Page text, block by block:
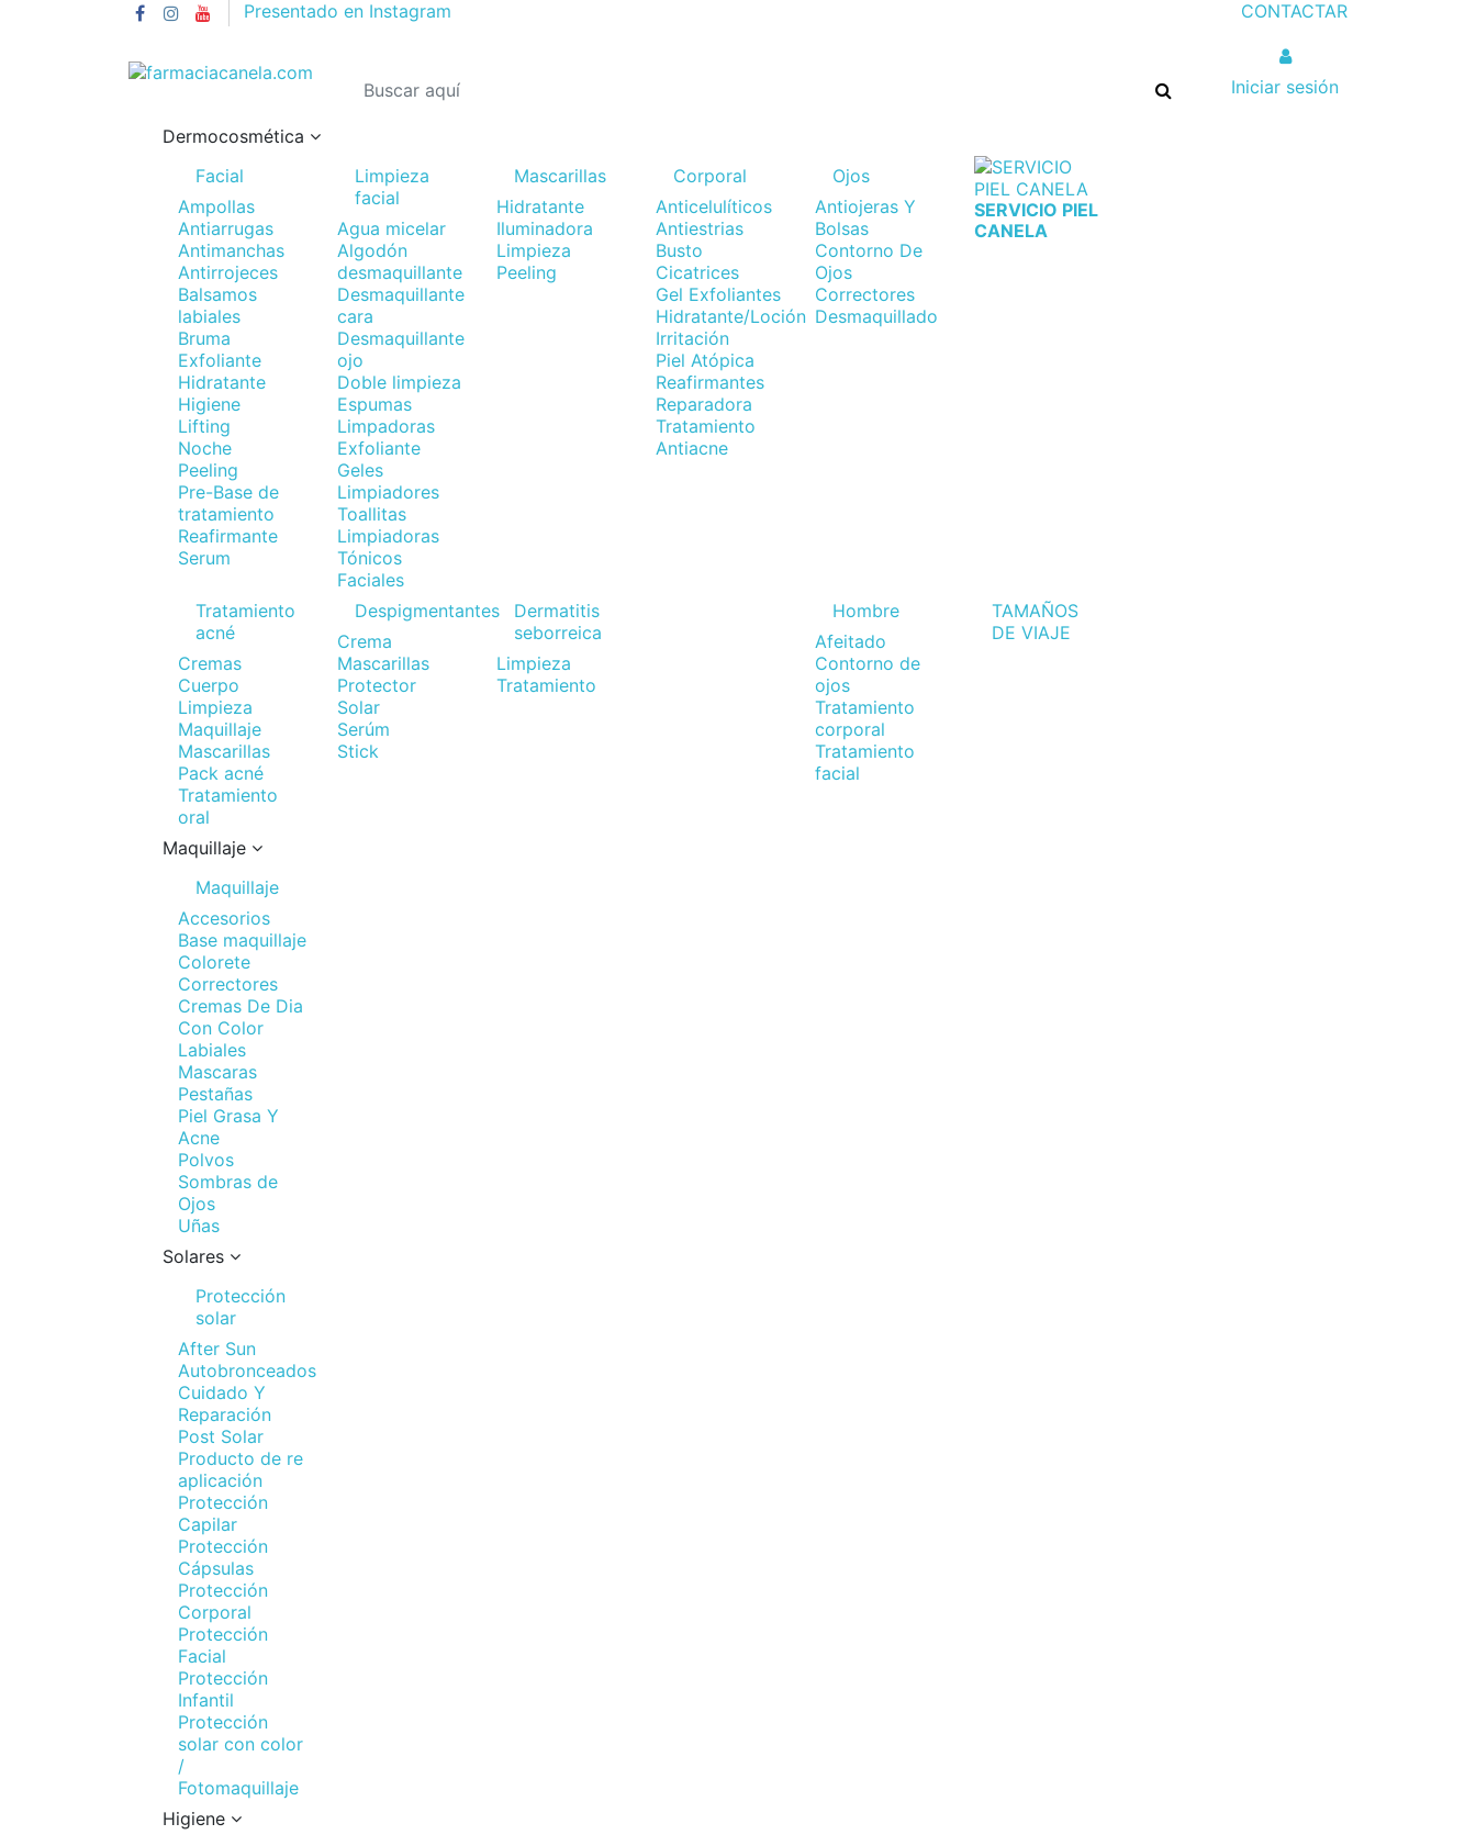
Presentado en Instagram CONTACTAR
Iniciar sesión
Dermocosmética
Facial
Ampollas
Antiarrugas
Antimanchas
Antirrojeces
Balsamos
labiales
Bruma
Exfoliante
Hidratante
Higiene
Lifting
Noche
Peeling
Pre-Base de
tratamiento
Reafirmante
Serum
Limpieza
facial
Agua micelar
Algodón
desmaquillante
Desmaquillante
cara
Desmaquillante
ojo
Doble limpieza
Espumas
Limpadoras
Exfoliante
Geles
Limpiadores
Toallitas
Limpiadoras
Tónicos
Faciales
Mascarillas
Hidratante
Iluminadora
Limpieza
Peeling
Corporal
Anticelulíticos
Antiestrias
Busto
Cicatrices
Gel Exfoliantes
Hidratante/Loción
Irritación
Piel Atópica
Reafirmantes
Reparadora
Tratamiento
Antiacne
Ojos
Antiojeras Y
Bolsas
Contorno De
Ojos
Correctores
Desmaquillado
SERVICIO PIEL
CANELA
Tratamiento
acné
Cremas
Cuerpo
Limpieza
Maquillaje
Mascarillas
Pack acné
Tratamiento
oral
Despigmentantes
Crema
Mascarillas
Protector
Solar
Serúm
Stick
Dermatitis
seborreica
Limpieza
Tratamiento
Hombre
Afeitado
Contorno de
ojos
Tratamiento
corporal
Tratamiento
facial
TAMAÑOS
DE VIAJE
Maquillaje
Maquillaje
Accesorios
Base maquillaje
Colorete
Correctores
Cremas De Dia
Con Color
Labiales
Mascaras
Pestañas
Piel Grasa Y
Acne
Polvos
Sombras de
Ojos
Uñas
Solares
Protección
solar
After Sun
Autobronceados
Cuidado Y
Reparación
Post Solar
Producto de re
aplicación
Protección
Capilar
Protección
Cápsulas
Protección
Corporal
Protección
Facial
Protección
Infantil
Protección
solar con color
/
Fotomaquillaje
Higiene